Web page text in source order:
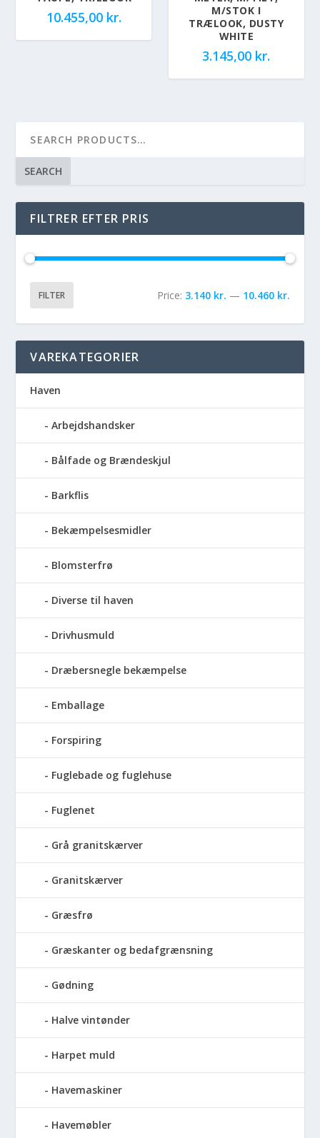
10.455,00 kr.
M/STOK I
TRÆLOOK, DUSTY
WHITE
3.145,00 kr.
SEARCH
FILTRER EFTER PRIS
FILTER Price: 3.140 kr. — 10.460 kr.
VAREKATEGORIER
Haven
Arbejdshandsker
Bålfade og Brændeskjul
Barkflis
Bekæmpelsesmidler
Blomsterfrø
Diverse til haven
Drivhusmuld
Dræbersnegle bekæmpelse
Emballage
Forspiring
Fuglebade og fuglehuse
Fuglenet
Grå granitskærver
Granitskærver
Græsfrø
Græskanter og bedafgrænsning
Gødning
Halve vintønder
Harpet muld
Havemaskiner
Havemøbler